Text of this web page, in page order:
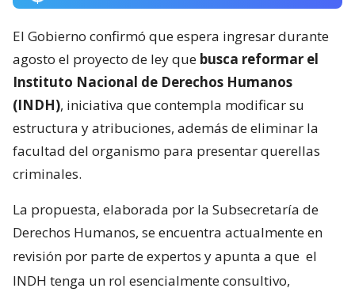
El Gobierno confirmó que espera ingresar durante
agosto el proyecto de ley que busca reformar el
Instituto Nacional de Derechos Humanos
(INDH), iniciativa que contempla modificar su
estructura y atribuciones, además de eliminar la
facultad del organismo para presentar querellas
criminales.
La propuesta, elaborada por la Subsecretaría de
Derechos Humanos, se encuentra actualmente en
revisión por parte de expertos y apunta a que el
INDH tenga un rol esencialmente consultivo,